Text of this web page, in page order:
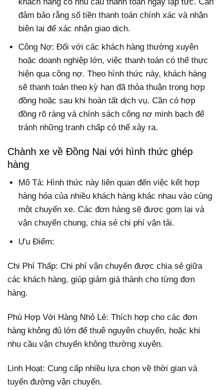
đảm bảo rằng số tiền thanh toán chính xác và nhận
biên lai để xác nhận giao dịch.
Công Nợ: Đối với các khách hàng thường xuyên
hoặc doanh nghiệp lớn, việc thanh toán có thể thực
hiện qua công nợ. Theo hình thức này, khách hàng
sẽ thanh toán theo kỳ hạn đã thỏa thuận trong hợp
đồng hoặc sau khi hoàn tất dịch vụ. Cần có hợp
đồng rõ ràng và chính sách công nợ minh bạch để
tránh những tranh chấp có thể xảy ra.
Chành xe về Đồng Nai với hình thức ghép
hàng
Mô Tả: Hình thức này liên quan đến việc kết hợp
hàng hóa của nhiều khách hàng khác nhau vào cùng
một chuyến xe. Các đơn hàng sẽ được gom lại và
vận chuyển chung, chia sẻ chi phí vận tải.
Ưu Điểm:
Chi Phí Thấp: Chi phí vận chuyển được chia sẻ giữa
các khách hàng, giúp giảm giá thành cho từng đơn
hàng.
Phù Hợp Với Hàng Nhỏ Lẻ: Thích hợp cho các đơn
hàng không đủ lớn để thuê nguyên chuyến, hoặc khi
nhu cầu vận chuyển không thường xuyên.
Linh Hoạt: Cung cấp nhiều lựa chọn về thời gian và
tuyến đường vận chuyển.